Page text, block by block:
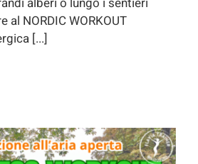
al NORDIC WORKOUT
[...]